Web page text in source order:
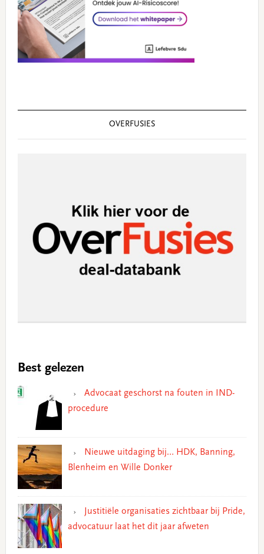
OVERFUSIES
Best gelezen
Advocaat geschorst na fouten in IND-
procedure
Nieuwe uitdaging bij… HDK, Banning,
Blenheim en Wille Donker
Justitiële organisaties zichtbaar bij Pride,
advocatuur laat het dit jaar afweten